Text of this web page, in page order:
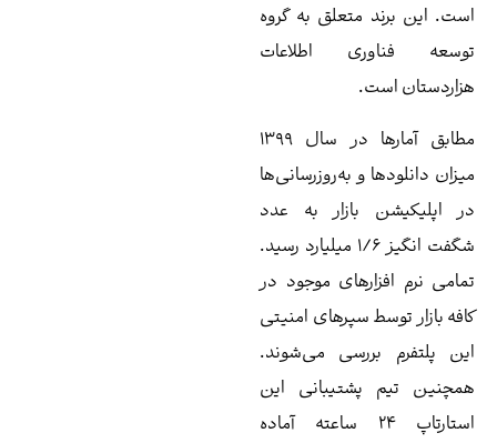
به گروه
اطلاعات
مطابق آمارها در سال ۱۳۹۹
به‌روزرسانی‌ها
به عدد
شگفت انگیز ۱/۶ میلیارد رسید.
موجود در
سپرهای امنیتی
می‌شوند.
این
24 ساعته آماده